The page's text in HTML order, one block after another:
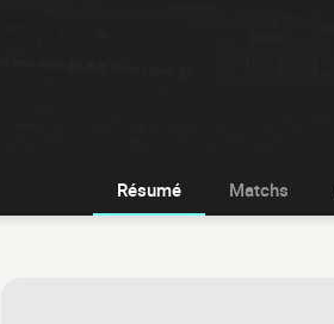
Résumé Matchs